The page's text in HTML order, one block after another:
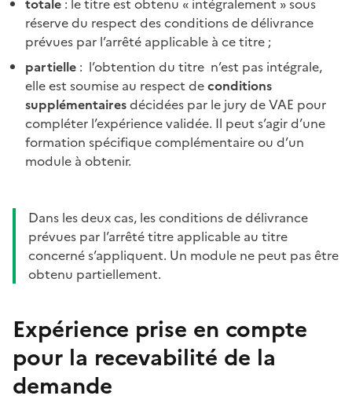
réserve du respect des conditions de délivrance
prévues par l’arrêté applicable à ce titre ;
partielle : l’obtention du titre n’est pas intégrale,
elle est soumise au respect deconditions
supplémentairesdécidées par le jury de VAE pour
compléter l’expérience validée. Il peut s’agir d’une
formation spécifique complémentaire ou d’un
module à obtenir.
Dans les deux cas, les conditions de délivrance
prévues par l’arrêté titre applicable au titre
concerné s’appliquent. Un module ne peut pas être
obtenu partiellement.
Expérience prise en compte
pour la recevabilité de la
demande